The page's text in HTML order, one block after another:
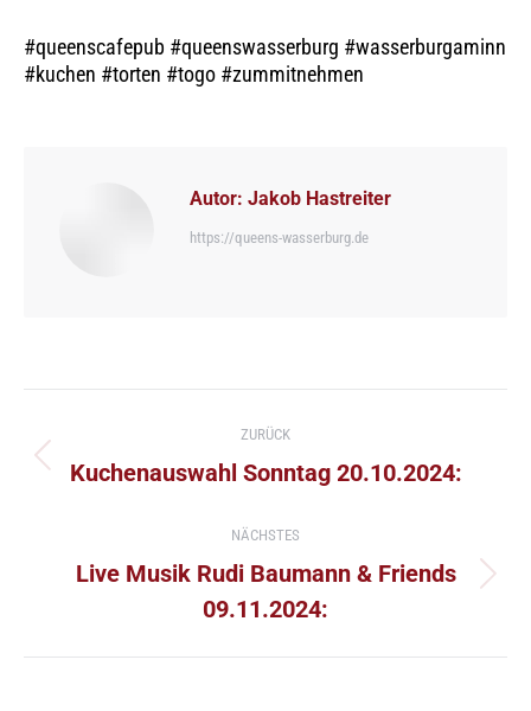
#queenscafepub #queenswasserburg #wasserburgaminn
#kuchen #torten #togo #zummitnehmen
Autor: Jakob Hastreiter
https://queens-wasserburg.de
ZURÜCK
Vorheriger
Kuchenauswahl Sonntag 20.10.2024:
NÄCHSTES
Nächster
Beitrag:
Live Musik Rudi Baumann & Friends
09.11.2024: